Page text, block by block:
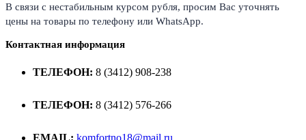
В связи с нестабильным курсом рубля, просим Вас уточнять
цены на товары по телефону или WhatsApp.
Контактная информация
ТЕЛЕФОН: 8 (3412) 908-238
ТЕЛЕФОН: 8 (3412) 576-266
EMAIL: komfortno18@mail.ru